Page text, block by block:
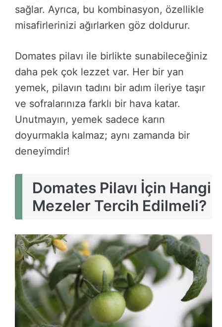
sağlar. Ayrıca, bu kombinasyon, özellikle
misafirlerinizi ağırlarken göz doldurur.
Domates pilavı ile birlikte sunabileceğiniz
daha pek çok lezzet var. Her bir yan
yemek, pilavın tadını bir adım ileriye taşır
ve sofralarınıza farklı bir hava katar.
Unutmayın, yemek sadece karın
doyurmakla kalmaz; aynı zamanda bir
deneyimdir!
Domates Pilavı İçin Hangi
Mezeler Tercih Edilmeli?